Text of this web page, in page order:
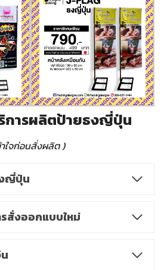
ริการผลิตป้ายธงญี่ปุ่น
ใจก่อนสั่งผลิต )
ญี่ปุ่น
สั่งออกแบบใหม่